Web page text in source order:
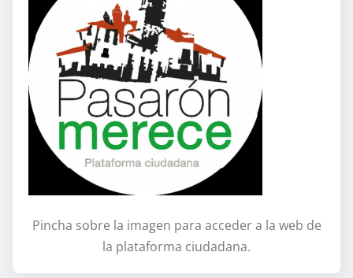
Pincha sobre la imagen para acceder a la web de
la plataforma ciudadana.